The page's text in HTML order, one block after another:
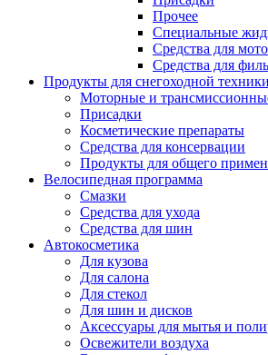
Прочее
Специальные
Средства для
Средства для
Продукты для снегоходной техники
Моторные и
Присадки
Косметические препараты
Средства для консервации
Продукты для общего
Велосипедная программа
Смазки
Средства для ухода
Средства для шин
Автокосметика
Для кузова
Для салона
Для стекол
Для шин и дисков
Аксессуары для мытья и
Освежители воздуха